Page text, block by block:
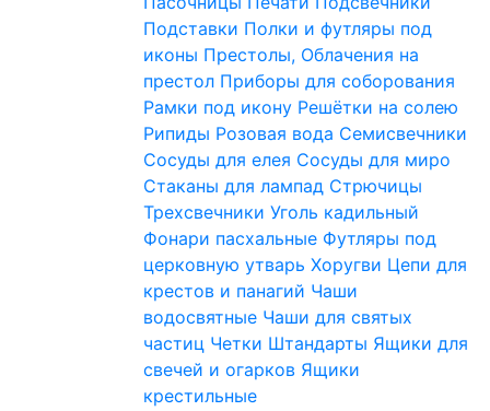
Подставки Полки и футляры под
иконы Престолы, Облачения на
престол Приборы для соборования
Рамки под икону Решётки на солею
Рипиды Розовая вода Семисвечники
Сосуды для елея Сосуды для миро
Стаканы для лампад Стрючицы
Трехсвечники Уголь кадильный
Фонари пасхальные Футляры под
церковную утварь Хоругви Цепи для
крестов и панагий Чаши
водосвятные Чаши для святых
частиц Четки Штандарты Ящики для
свечей и огарков Ящики
крестильные